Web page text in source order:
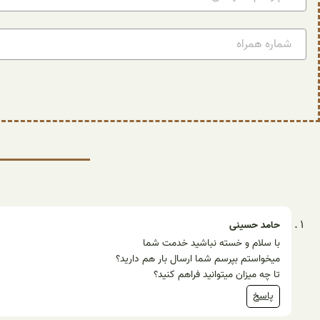
حامد حسینی
با سلام و خسته نباشید خدمت شما
میخواستم بپرسم شما ارسال بار هم دارید؟
تا چه میزان میتوانید فراهم کنید؟
پاسخ